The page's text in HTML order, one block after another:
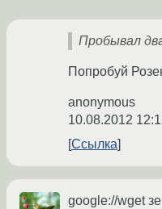
Пробывал
Попробуй
anonymous
10.08.2012
Ссылка
google://wget